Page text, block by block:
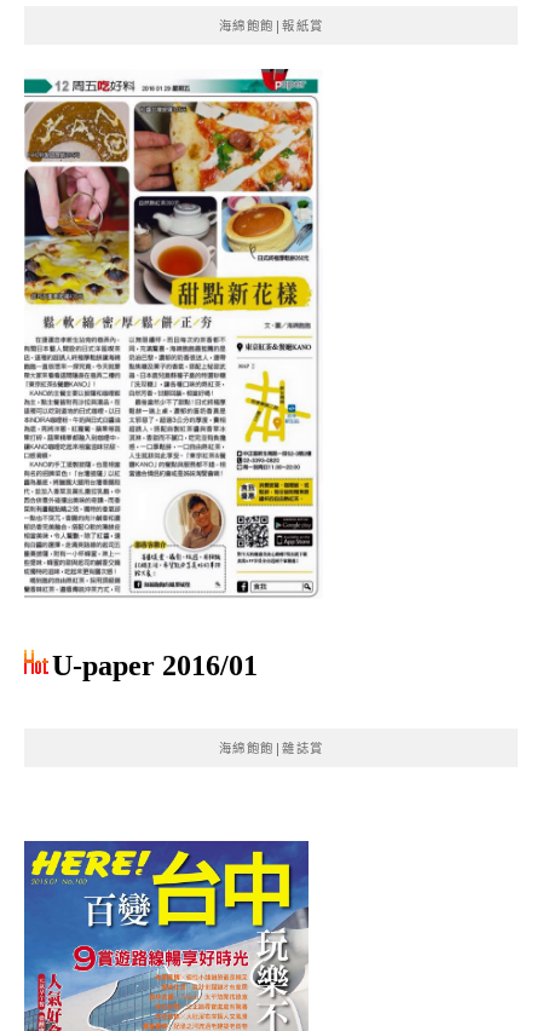
海綿飽飽|報紙賞
U-paper 2016/01
海綿飽飽|雜誌賞